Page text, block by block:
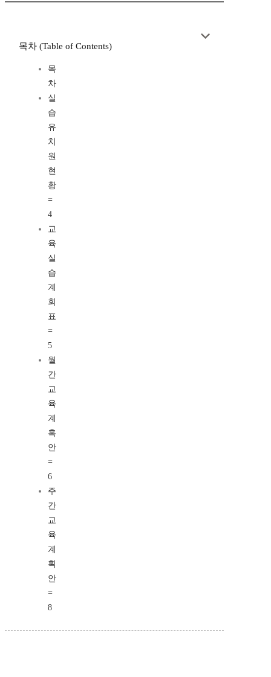
목차 (Table of Contents)
목
차
실
습
유
치
원
현
황
=
4
교
육
실
습
계
회
표
=
5
월
간
교
육
계
혹
안
=
6
주
간
교
육
계
획
안
=
8